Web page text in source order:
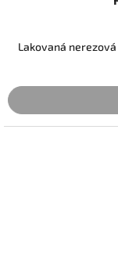
Lakovaná